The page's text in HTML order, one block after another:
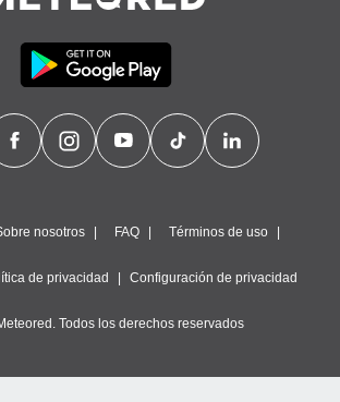
nosotros FAQ Términos de uso
de privacidad Configuración de privacidad
Todos los derechos reservados